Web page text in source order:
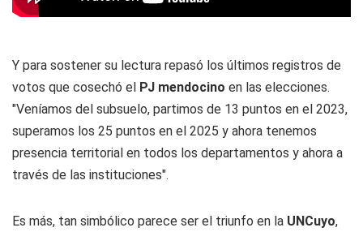
Y para sostener su lectura repasó los últimos registros de
votos que cosechó el PJ mendocino en las elecciones.
"Veníamos del subsuelo, partimos de 13 puntos en el 2023,
superamos los 25 puntos en el 2025 y ahora tenemos
presencia territorial en todos los departamentos y ahora a
través de las instituciones".
Es más, tan simbólico parece ser el triunfo en la UNCuyo,